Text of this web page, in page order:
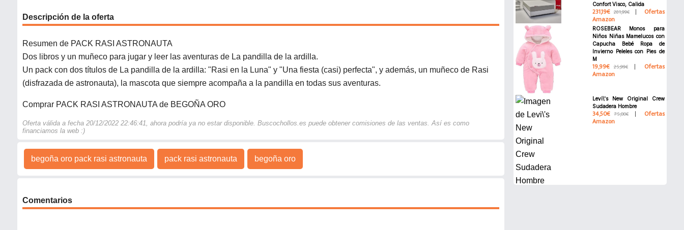
Descripción de la oferta
Resumen de PACK RASI ASTRONAUTA
Dos libros y un muñeco para jugar y leer las aventuras de La pandilla de la ardilla.
Un pack con dos títulos de La pandilla de la ardilla: "Rasi en la Luna" y "Una fiesta (casi) perfecta", y además, un muñeco de Rasi
(disfrazada de astronauta), la mascota que siempre acompaña a la pandilla en todas sus aventuras.
Comprar PACK RASI ASTRONAUTA de BEGOÑA ORO
Oferta válida a fecha 20/12/2022 22:46:41, ahora podría ya no estar disponible. Buscochollos.es puede obtener comisiones de las ventas. Así es como
financiamos la web :)
begoña oro pack rasi astronauta pack rasi astronauta begoña oro
Comentarios
Confort Visco, Calida
231,19€ 281,99€ Ofertas
Amazon
ROSEBEAR Monos para
Niños Niñas Mamelucos con
Capucha Bebé Ropa de
Invierno Peleles con Pies de
M
19,99€ 25,99€ Ofertas
Amazon
Levi\'s New Original Crew
Sudadera Hombre
34,50€ 75,00€ Ofertas
Amazon